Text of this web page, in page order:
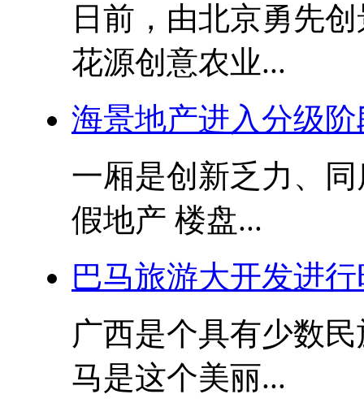
日前，由北京勇先
花源创意农业...
海景地产进入分级阶
一厢是创新乏力、
假地产 楼盘...
巴马旅游大开发进行
广西是个具有少数
马是这个美丽...